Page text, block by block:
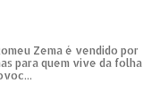
Zema é vendido por
para quem vive da folha